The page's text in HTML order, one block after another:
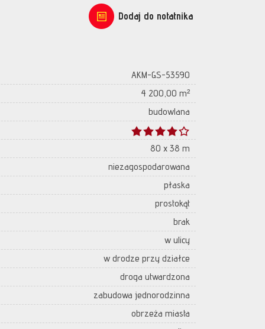
Dodaj do notatnika
AKM-GS-53590
4 200,00 m²
budowlana
80 x 38 m
niezagospodarowana
płaska
prostokąt
brak
w ulicy
w drodze przy działce
droga utwardzona
zabudowa jednorodzinna
obrzeża miasta